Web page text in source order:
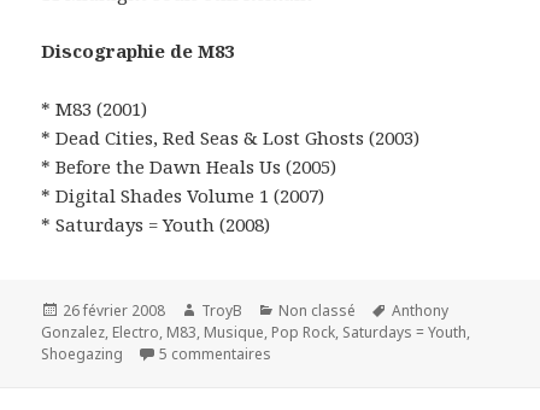
Discographie de M83
* M83 (2001)
* Dead Cities, Red Seas & Lost Ghosts (2003)
* Before the Dawn Heals Us (2005)
* Digital Shades Volume 1 (2007)
* Saturdays = Youth (2008)
Publié
le
26 février 2008 Auteur
TroyB Catégories
Non classé
Mots-
clés
Anthony
Gonzalez, Electro, M83, Musique, Pop Rock, Saturdays = Youth,
Shoegazing
5 commentaires